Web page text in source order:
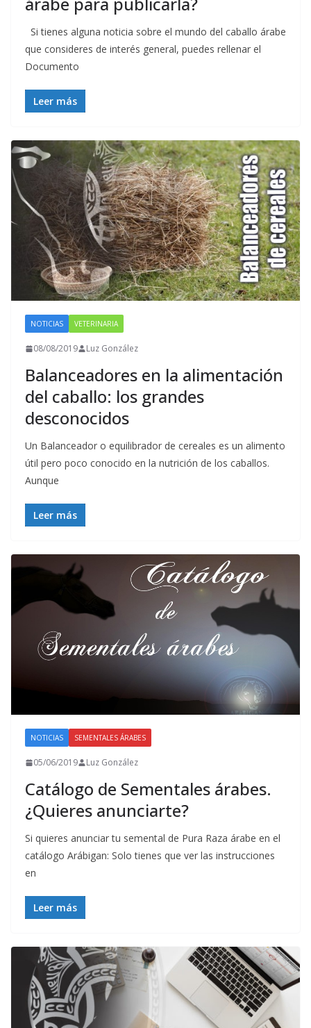
Si tienes alguna noticia sobre el mundo del caballo árabe
que consideres de interés general, puedes rellenar el
Documento
Leer más
NOTICIAS VETERINARIA
08/08/2019 Luz González
Balanceadores en la alimentación
del caballo: los grandes
desconocidos
Un Balanceador o equilibrador de cereales es un alimento
útil pero poco conocido en la nutrición de los caballos.
Aunque
Leer más
NOTICIAS SEMENTALES ÁRABES
05/06/2019 Luz González
Catálogo de Sementales árabes.
¿Quieres anunciarte?
Si quieres anunciar tu semental de Pura Raza árabe en el
catálogo Arábigan: Solo tienes que ver las instrucciones
en
Leer más